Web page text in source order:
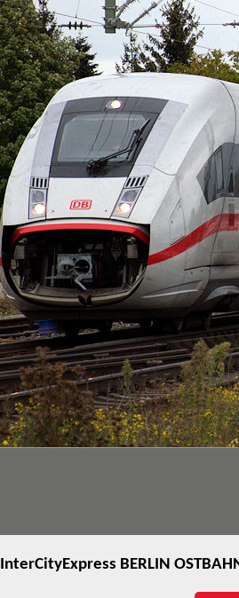
InterCityExpress BERLIN